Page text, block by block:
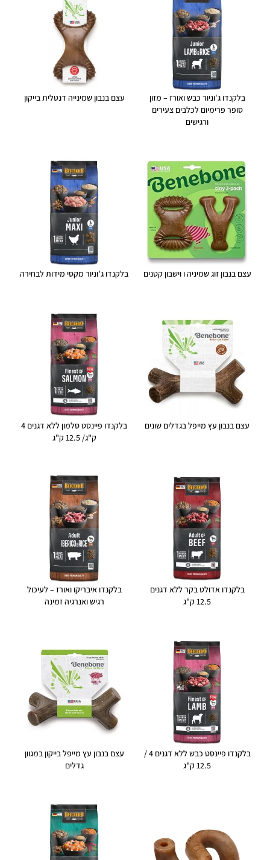
בלקנדו ג'וניור כבש ואורז – מזון
סופר פרימיום לכלבים צעירים
ורגישים
עצם בנבון שמינייה דנטלית בייקון
עצם בנבון זוג שמיניה ו וישבון קטנים בלקנדו ג'וניור מקסי מידות לבחירה
עצם בנבון עץ מייפל בגדלים שונים
בלקנדו פיינסט סלמון ללא דגנים 4
ק"ג/ 12.5 ק"ג
בלקנדו אדולט בקר ללא דגנים
12.5 ק"ג
בלקנדו איבריקו ואורז – לעיכול
רגיש ואנרגיה זמינה
בלקנדו פיינסט כבש ללא דגנים 4 /
12.5 ק"ג
עצם בנבון עץ מייפל בייקון במגוון
גדלים